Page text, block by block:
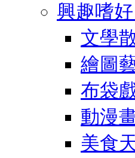
興趣嗜好
文學
繪圖
布袋
動漫
美食